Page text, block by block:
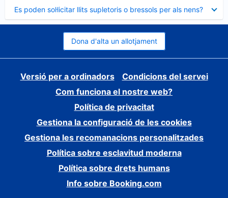
Es poden sol·licitar llits supletoris o bressols per als nens?
tancat
Dona d'alta un allotjament
Versió per a ordinadors
Condicions del servei
Com funciona el nostre web?
Política de privacitat
Gestiona la configuració de les cookies
Gestiona les recomanacions personalitzades
Política sobre esclavitud moderna
Política sobre drets humans
Info sobre Booking.com